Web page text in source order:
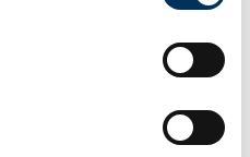
geografische Lage
J20, den Sie verkaufen